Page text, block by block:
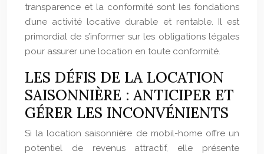
transparence et la conformité sont les fondations
d’une activité locative durable et rentable. Il est
primordial de s’informer sur les obligations légales
pour assurer une location en toute conformité.
LES DÉFIS DE LA LOCATION
SAISONNIÈRE : ANTICIPER ET
GÉRER LES INCONVÉNIENTS
Si la location saisonnière de mobil-home offre un
potentiel de revenus attractif, elle présente